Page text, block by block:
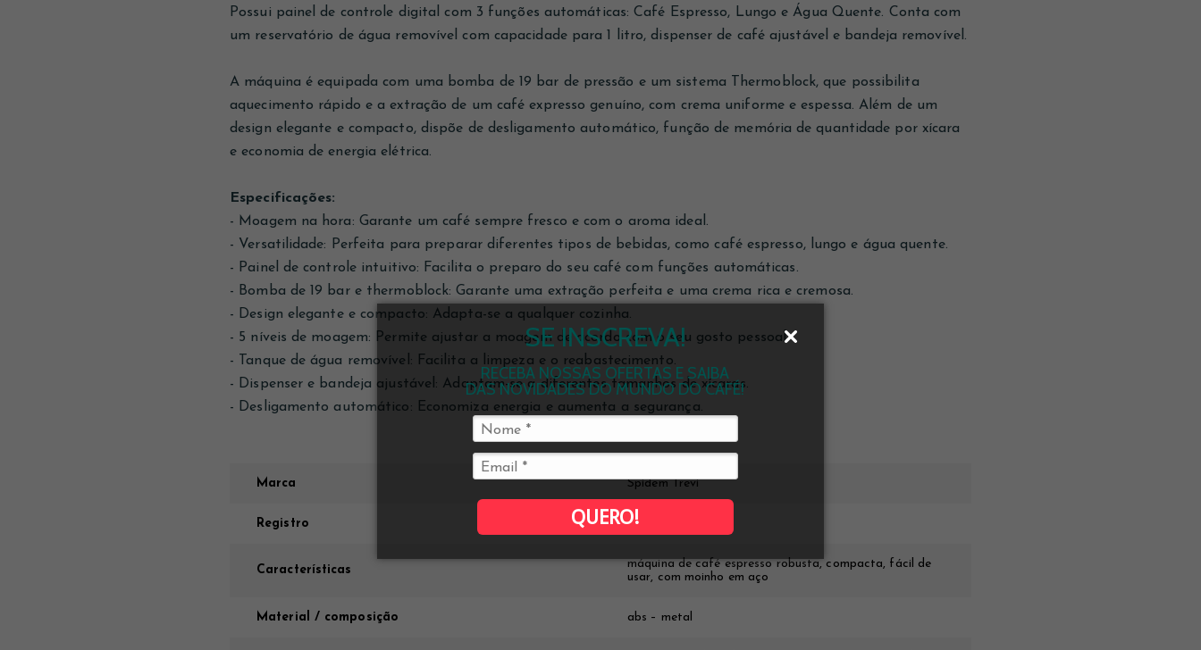
SE INSCREVA!
RECEBA NOSSAS OFERTAS E SAIBA
DAS NOVIDADES DO MUNDO DO CAFÉ!
QUERO!
Possui painel de controle digital com 3 funções automáticas: Café Espresso, Lungo e Água Quente. Conta com
um reservatório de água removível com capacidade para 1 litro, dispenser de café ajustável e bandeja removível.
A máquina é equipada com uma bomba de 19 bar de pressão e um sistema Thermoblock, que possibilita
aquecimento rápido e a extração de um café expresso genuíno, com crema uniforme e espessa. Além de um
design elegante e compacto, dispõe de desligamento automático, função de memória de quantidade por xícara
e economia de energia elétrica.
Especificações:
- Moagem na hora: Garante um café sempre fresco e com o aroma ideal.
- Versatilidade: Perfeita para preparar diferentes tipos de bebidas, como café espresso, lungo e água quente.
- Painel de controle intuitivo: Facilita o preparo do seu café com funções automáticas.
- Bomba de 19 bar e thermoblock: Garante uma extração perfeita e uma crema rica e cremosa.
- Design elegante e compacto: Adapta-se a qualquer cozinha.
- 5 níveis de moagem: Permite ajustar a moagem de acordo com o seu gosto pessoal.
- Tanque de água removível: Facilita a limpeza e o reabastecimento.
- Dispenser e bandeja ajustável: Adaptam-se a diferentes tamanhos de xícaras.
- Desligamento automático: Economiza energia e aumenta a segurança.
Marca Spidem Trevi
Registro INMETRO
Características
máquina de café espresso robusta, compacta, fácil de
usar, com moinho em aço
Material / composição abs – metal